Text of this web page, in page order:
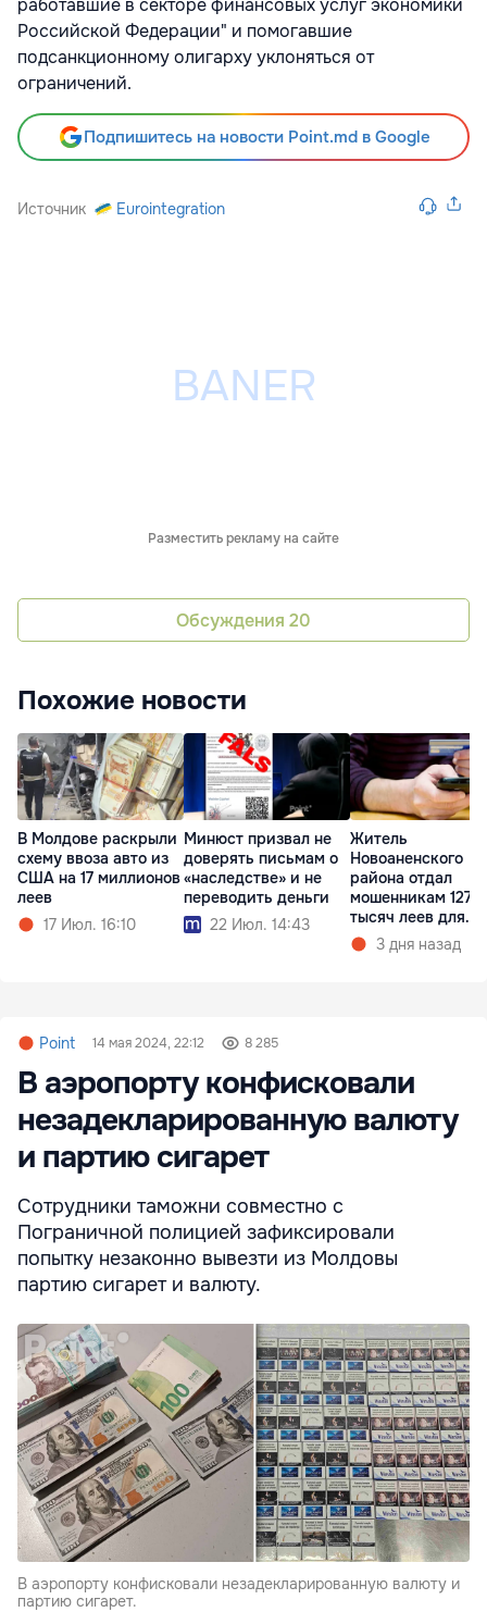
работавшие в секторе финансовых услуг экономики
Российской Федерации" и помогавшие
подсанкционному олигарху уклоняться от
ограничений.
Подпишитесь на новости Point.md в Google
Источник Eurointegration
Разместить рекламу на сайте
Обсуждения 20
Похожие новости
В Молдове раскрыли
схему ввоза авто из
США на 17 миллионов
леев
17 Июл. 16:10
Минюст призвал не
доверять письмам о
«наследстве» и не
переводить деньги
22 Июл. 14:43
Житель
Новоаненского
района отдал
мошенникам 127
тысяч леев для
"закрытия
3 дня назад
Point 14 мая 2024, 22:12 8 285
В аэропорту конфисковали
незадекларированную валюту
и партию сигарет
Сотрудники таможни совместно с
Пограничной полицией зафиксировали
попытку незаконно вывезти из Молдовы
партию сигарет и валюту.
В аэропорту конфисковали незадекларированную валюту и
партию сигарет.